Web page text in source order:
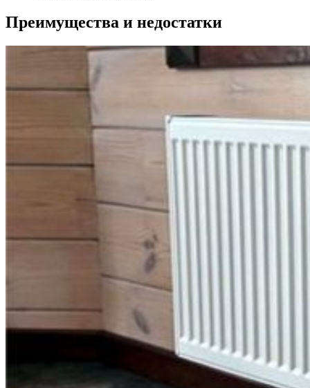
Преимущества и недостатки